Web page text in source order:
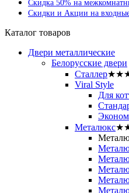
Скидка 50% на
Скидки и Акции на
Каталог товаров
Двери металлические
Белорусские двери
Сталлер
Viral Style
Для
Эконом
Металюкс